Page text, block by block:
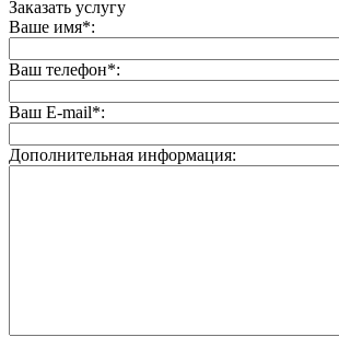
Заказать услугу
Ваше имя*:
Ваш телефон*:
Ваш E-mail*:
Дополнительная информация: